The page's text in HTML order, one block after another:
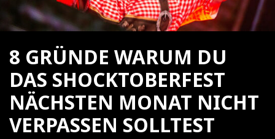
8 GRÜNDE WARUM DU
DAS SHOCKTOBERFEST
NÄCHSTEN MONAT NICHT
VERPASSEN SOLLTEST